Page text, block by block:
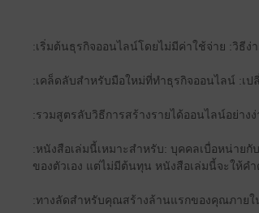
:เริ่มต้นธุรกิจออนไลน์โดยไม่มีค่าใช้จ่าย :วิธีง่
:เคล็ดลับสำหรับมือใหม่ที่ทำธุรกิจออนไลน์ :เ
:รวมสูตรลับวิธีการสร้างรายได้ออนไลน์อย่าง
:หนังสือเล่มนี้เหมาะสำหรับ: บุคคลเบื่อหน่าย
ของตัวเอง แต่ไม่มีต้นทุน หนังสือเล่มนี้จะให้ค
:ทางลัดสำหรับคุณสร้างล้านแรกของคุณภายใ